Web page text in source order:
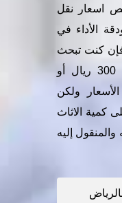
اسعار نقل
الأداء في
كنت تبحث
عن نقل عفش بالرياض ب 300 ريال أو
ولكن
كمية الاثاث
إليه